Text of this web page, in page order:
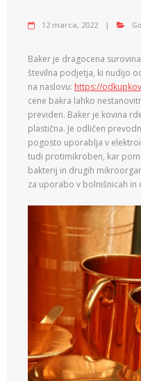
12 marca, 2022
Baker je dragocena
številna podjetja, ki nudijo
na naslovu: https://
cene bakra lahko
previden. Baker je kovina
plastična. Je odličen
pogosto uporablja v
tudi protimikroben, kar
bakterij in drugih
za uporabo v bolnišnicah in